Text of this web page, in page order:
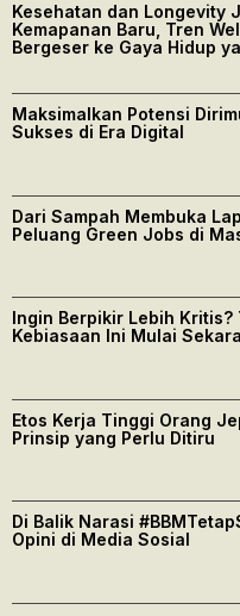
Kesehatan dan Longevity
Kemapanan Baru, Tren
Bergeser ke Gaya Hidup
Maksimalkan Potensi
Sukses di Era Digital
Dari Sampah Membuka
Peluang Green Jobs di
Ingin Berpikir Lebih Kritis?
Kebiasaan Ini Mulai
Etos Kerja Tinggi Orang
Prinsip yang Perlu Ditiru
Di Balik Narasi
Opini di Media Sosial